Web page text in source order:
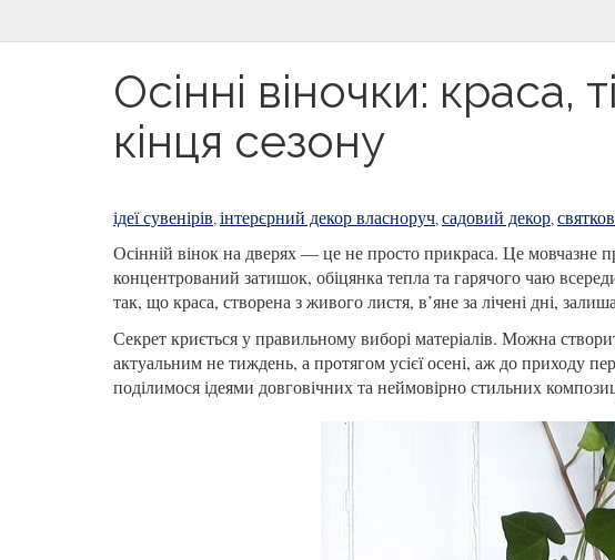
Осінні віночки: краса,
кінця сезону
ідеї сувенірів,інтерєрний декор власноруч,садовий декор,
Осінній вінок на дверях — це не просто прикраса. Це мовчазне
концентрований затишок, обіцянка тепла та гарячого чаю
так, що краса, створена з живого листя, в’яне за лічені дні,
Секрет криється у правильному виборі матеріалів. Можна
актуальним не тиждень, а протягом усієї осені, аж до приходу
поділимося ідеями довговічних та неймовірно стильних